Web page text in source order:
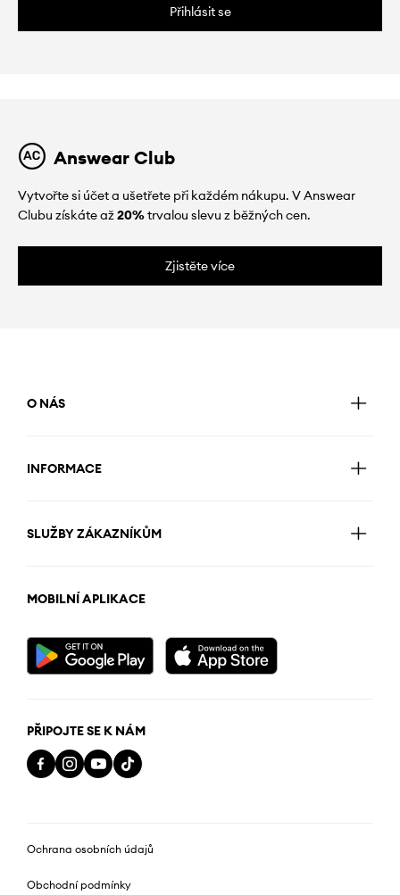
Přihlásit se
Answear Club
Vytvořte si účet a ušetřete při každém nákupu. V Answear
Clubu získáte až20%trvalou slevu z běžných cen.
Zjistěte více
O NÁS
INFORMACE
SLUŽBY ZÁKAZNÍKŮM
MOBILNÍ APLIKACE
PŘIPOJTE SE K NÁM
Ochrana osobních údajů
Obchodní podmínky